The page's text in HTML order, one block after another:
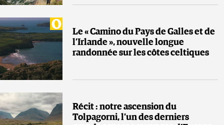
Le « Camino du Pays de Galles et de
l’Irlande », nouvelle longue
randonnée sur les côtes celtiques
Récit : notre ascension du
Tolpagorni, l’un des derniers